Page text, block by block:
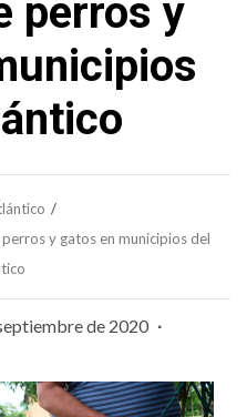
perros y
y gatos en municipios del
de 2020